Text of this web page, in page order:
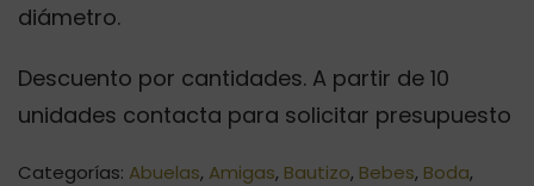
diámetro.
Descuento por cantidades. A partir de 10
unidades contacta para solicitar presupuesto
Categorías: Abuelas, Amigas, Bautizo, Bebes, Boda,